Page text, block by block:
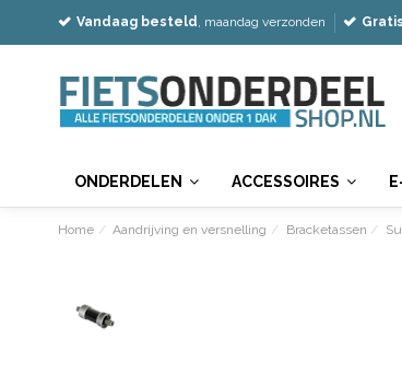
Vandaag besteld, maandag verzonden
ONDERDELEN ACCESSOIRES
Home Aandrijving en versnelling Bracketassen